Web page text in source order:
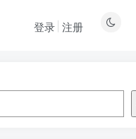
登录 注册